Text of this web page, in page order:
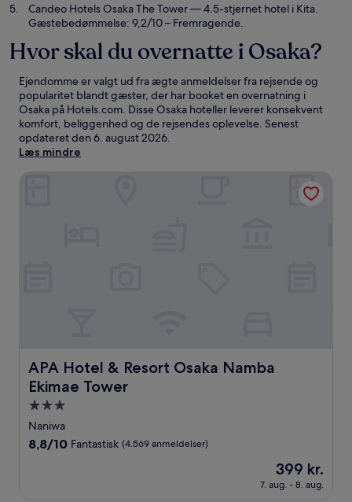
Candeo Hotels Osaka The Tower— 4.5-stjernet hotel i Kita.
Gæstebedømmelse: 9,2/10 – Fremragende.
Hvor skal du overnatte i Osaka?
Ejendomme er valgt ud fra ægte anmeldelser fra rejsende og
popularitet blandt gæster, der har booket en overnatning i
Osaka på Hotels.com. Disse Osaka hoteller leverer konsekvent
komfort, beliggenhed og de rejsendes oplevelse. Senest
opdateret den6. august 2026.
Læs mindre
APA Hotel & Resort Osaka Namba
Ekimae Tower
APA Hotel & Resort Osaka Namba Ekimae Tower
3.0-
stjernet
overnatningssted
Naniwa
8.8
8,8/10 Fantastisk (4.569 anmeldelser)
Prisen
er
399 kr.
399 kr.
7. aug. - 8. aug.